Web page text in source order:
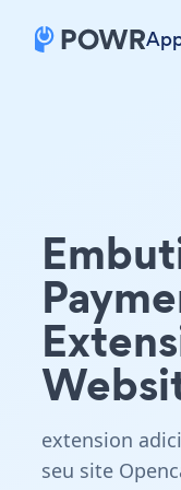
extension
seu site